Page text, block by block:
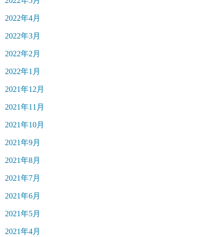
2022年4月
2022年3月
2022年2月
2022年1月
2021年12月
2021年11月
2021年10月
2021年9月
2021年8月
2021年7月
2021年6月
2021年5月
2021年4月